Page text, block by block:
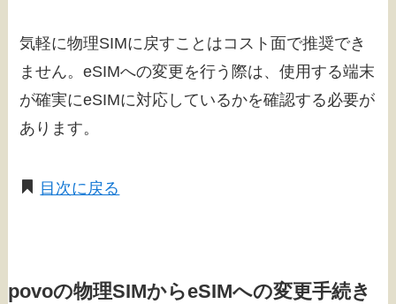
気軽に物理SIMに戻すことはコスト面で推奨でき
ません。eSIMへの変更を行う際は、使用する端末
が確実にeSIMに対応しているかを確認する必要が
あります。
目次に戻る
povoの物理SIMからeSIMへの変更手続き